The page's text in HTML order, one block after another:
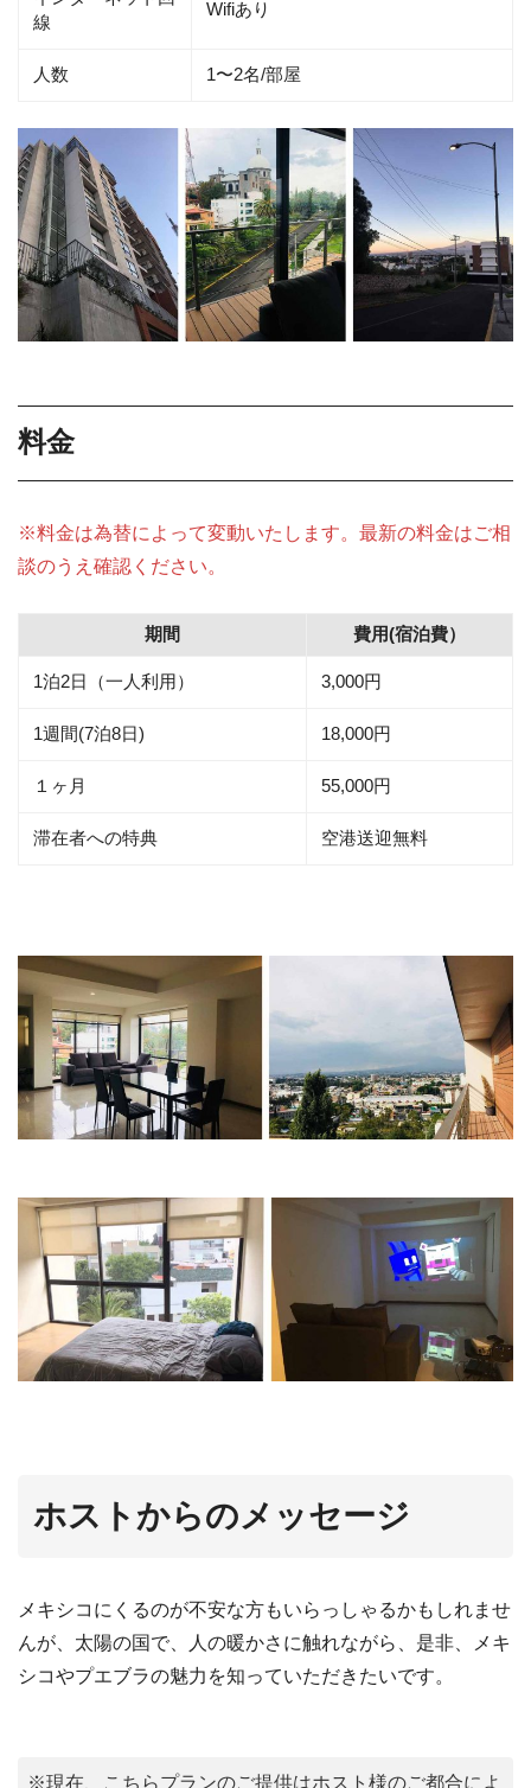
線
Wifiあり
人数 1〜2名/部屋
料金
※料金は為替によって変動いたします。最新の料金はご相
談のうえ確認ください。
期間 費用(宿泊費）
1泊2日（一人利用） 3,000円
1週間(7泊8日) 18,000円
１ヶ月 55,000円
滞在者への特典 空港送迎無料
ホストからのメッセージ
メキシコにくるのが不安な方もいらっしゃるかもしれませ
んが、太陽の国で、人の暖かさに触れながら、是非、メキ
シコやプエブラの魅力を知っていただきたいです。
※現在、こちらプランのご提供はホスト様のご都合によ